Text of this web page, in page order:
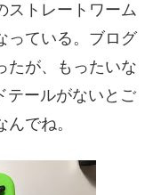
ストレートワーム
っている。ブログ
たが、もったいな
テールがないとご
でね。